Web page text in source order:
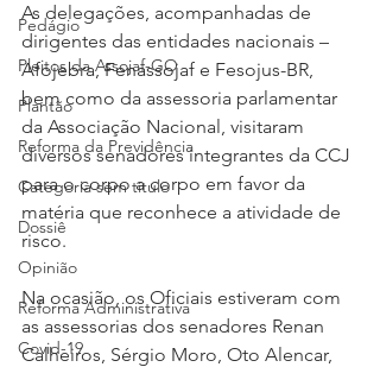
Pedágio
Pleitos da Assojaf-GO
Plantão
Reforma da Previdência
Categoria sem título
Dossiê
Opinião
Reforma Administrativa
Covid-19
As delegações, acompanhadas de
dirigentes das entidades nacionais –
Afojebra, Fenassojaf e Fesojus-BR,
bem como da assessoria parlamentar
da Associação Nacional, visitaram
diversos senadores integrantes da CCJ
para o corpo a corpo em favor da
matéria que reconhece a atividade de
risco.
Na ocasião, os Oficiais estiveram com
as assessorias dos senadores Renan
Calheiros, Sérgio Moro, Oto Alencar,